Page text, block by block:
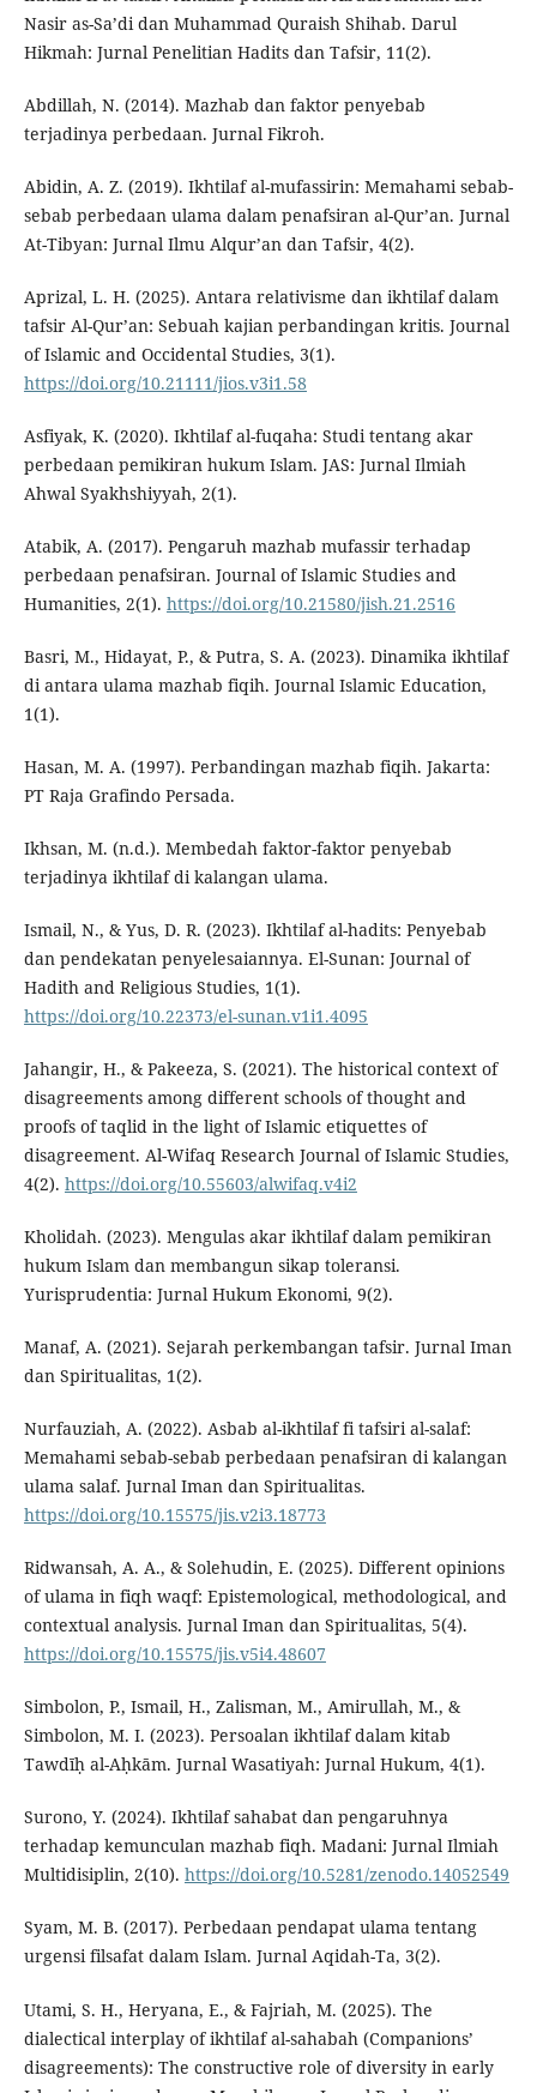
Nasir as-Sa’di dan Muhammad Quraish Shihab. Darul
Hikmah: Jurnal Penelitian Hadits dan Tafsir, 11(2).
Abdillah, N. (2014). Mazhab dan faktor penyebab
terjadinya perbedaan. Jurnal Fikroh.
Abidin, A. Z. (2019). Ikhtilaf al-mufassirin: Memahami sebab-
sebab perbedaan ulama dalam penafsiran al-Qur’an. Jurnal
At-Tibyan: Jurnal Ilmu Alqur’an dan Tafsir, 4(2).
Aprizal, L. H. (2025). Antara relativisme dan ikhtilaf dalam
tafsir Al-Qur’an: Sebuah kajian perbandingan kritis. Journal
of Islamic and Occidental Studies, 3(1).
https://doi.org/10.21111/jios.v3i1.58
Asfiyak, K. (2020). Ikhtilaf al-fuqaha: Studi tentang akar
perbedaan pemikiran hukum Islam. JAS: Jurnal Ilmiah
Ahwal Syakhshiyyah, 2(1).
Atabik, A. (2017). Pengaruh mazhab mufassir terhadap
perbedaan penafsiran. Journal of Islamic Studies and
Humanities, 2(1). https://doi.org/10.21580/jish.21.2516
Basri, M., Hidayat, P., & Putra, S. A. (2023). Dinamika ikhtilaf
di antara ulama mazhab fiqih. Journal Islamic Education,
1(1).
Hasan, M. A. (1997). Perbandingan mazhab fiqih. Jakarta:
PT Raja Grafindo Persada.
Ikhsan, M. (n.d.). Membedah faktor-faktor penyebab
terjadinya ikhtilaf di kalangan ulama.
Ismail, N., & Yus, D. R. (2023). Ikhtilaf al-hadits: Penyebab
dan pendekatan penyelesaiannya. El-Sunan: Journal of
Hadith and Religious Studies, 1(1).
https://doi.org/10.22373/el-sunan.v1i1.4095
Jahangir, H., & Pakeeza, S. (2021). The historical context of
disagreements among different schools of thought and
proofs of taqlid in the light of Islamic etiquettes of
disagreement. Al-Wifaq Research Journal of Islamic Studies,
4(2). https://doi.org/10.55603/alwifaq.v4i2
Kholidah. (2023). Mengulas akar ikhtilaf dalam pemikiran
hukum Islam dan membangun sikap toleransi.
Yurisprudentia: Jurnal Hukum Ekonomi, 9(2).
Manaf, A. (2021). Sejarah perkembangan tafsir. Jurnal Iman
dan Spiritualitas, 1(2).
Nurfauziah, A. (2022). Asbab al-ikhtilaf fi tafsiri al-salaf:
Memahami sebab-sebab perbedaan penafsiran di kalangan
ulama salaf. Jurnal Iman dan Spiritualitas.
https://doi.org/10.15575/jis.v2i3.18773
Ridwansah, A. A., & Solehudin, E. (2025). Different opinions
of ulama in fiqh waqf: Epistemological, methodological, and
contextual analysis. Jurnal Iman dan Spiritualitas, 5(4).
https://doi.org/10.15575/jis.v5i4.48607
Simbolon, P., Ismail, H., Zalisman, M., Amirullah, M., &
Simbolon, M. I. (2023). Persoalan ikhtilaf dalam kitab
Tawdīḥ al-Aḥkām. Jurnal Wasatiyah: Jurnal Hukum, 4(1).
Surono, Y. (2024). Ikhtilaf sahabat dan pengaruhnya
terhadap kemunculan mazhab fiqh. Madani: Jurnal Ilmiah
Multidisiplin, 2(10). https://doi.org/10.5281/zenodo.14052549
Syam, M. B. (2017). Perbedaan pendapat ulama tentang
urgensi filsafat dalam Islam. Jurnal Aqidah-Ta, 3(2).
Utami, S. H., Heryana, E., & Fajriah, M. (2025). The
dialectical interplay of ikhtilaf al-sahabah (Companions’
disagreements): The constructive role of diversity in early